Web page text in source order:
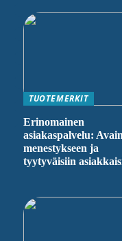
TUOTEMERKIT
Erinomainen
asiakaspalvelu: Avain
menestykseen ja
tyytyväisiin